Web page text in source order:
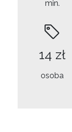
min.
14 zł
osoba